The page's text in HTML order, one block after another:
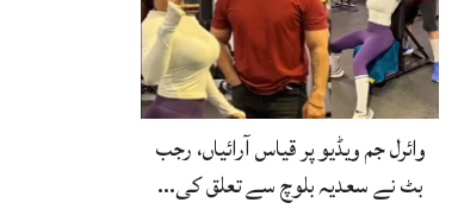
وائرل جم ویڈیو پر قیاس آرائیاں، رجب
بٹ نے سعدیہ بلوچ سے تعلق کی…